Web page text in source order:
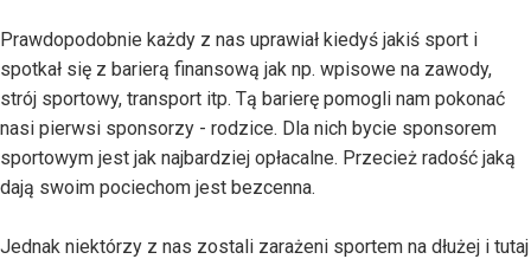
Prawdopodobnie każdy z nas uprawiał kiedyś jakiś sport i
spotkał się z barierą finansową jak np. wpisowe na zawody,
strój sportowy, transport itp. Tą barierę pomogli nam pokonać
nasi pierwsi sponsorzy - rodzice. Dla nich bycie sponsorem
sportowym jest jak najbardziej opłacalne. Przecież radość jaką
dają swoim pociechom jest bezcenna.
Jednak niektórzy z nas zostali zarażeni sportem na dłużej i tutaj